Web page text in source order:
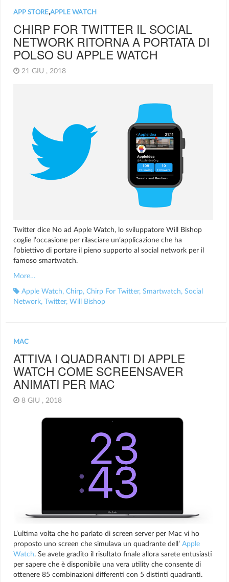
APP STORE,APPLE WATCH
CHIRP FOR TWITTER IL SOCIAL
NETWORK RITORNA A PORTATA DI
POLSO SU APPLE WATCH
21 GIU , 2018
Twitter dice No ad Apple Watch, lo sviluppatore Will Bishop
coglie l’occasione per rilasciare un’applicazione che ha
l’obiettivo di portare il pieno supporto al social network per il
famoso smartwatch.
More…
Apple Watch, Chirp, Chirp For Twitter, Smartwatch, Social
Network, Twitter, Will Bishop
MAC
ATTIVA I QUADRANTI DI APPLE
WATCH COME SCREENSAVER
ANIMATI PER MAC
8 GIU , 2018
L’ultima volta che ho parlato di screen server per Mac vi ho
proposto uno screen che simulava un quadrante dell’ Apple
Watch. Se avete gradito il risultato finale allora sarete entusiasti
per sapere che è disponibile una vera utility che consente di
ottenere 85 combinazioni differenti con 5 distinti quadranti.